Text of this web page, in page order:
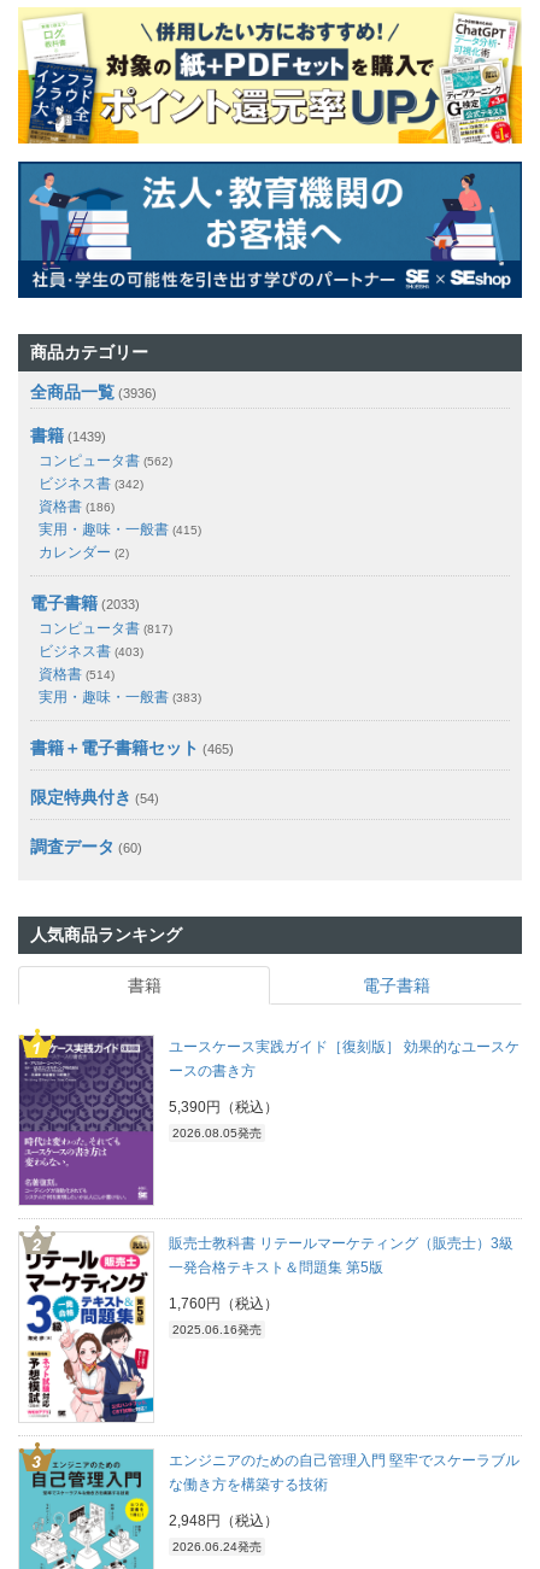
商品カテゴリー
全商品一覧 (3936)
書籍 (1439)
コンピュータ書 (562)
ビジネス書 (342)
資格書 (186)
実用・趣味・一般書 (415)
カレンダー (2)
電子書籍 (2033)
コンピュータ書 (817)
ビジネス書 (403)
資格書 (514)
実用・趣味・一般書 (383)
書籍＋電子書籍セット (465)
限定特典付き (54)
調査データ (60)
人気商品ランキング
書籍 電子書籍
ユースケース実践ガイド［復刻版］ 効果的なユースケ
ースの書き方
5,390円（税込）
2026.08.05発売
販売士教科書 リテールマーケティング（販売士）3級
一発合格テキスト＆問題集 第5版
1,760円（税込）
2025.06.16発売
エンジニアのための自己管理入門 堅牢でスケーラブル
な働き方を構築する技術
2,948円（税込）
2026.06.24発売